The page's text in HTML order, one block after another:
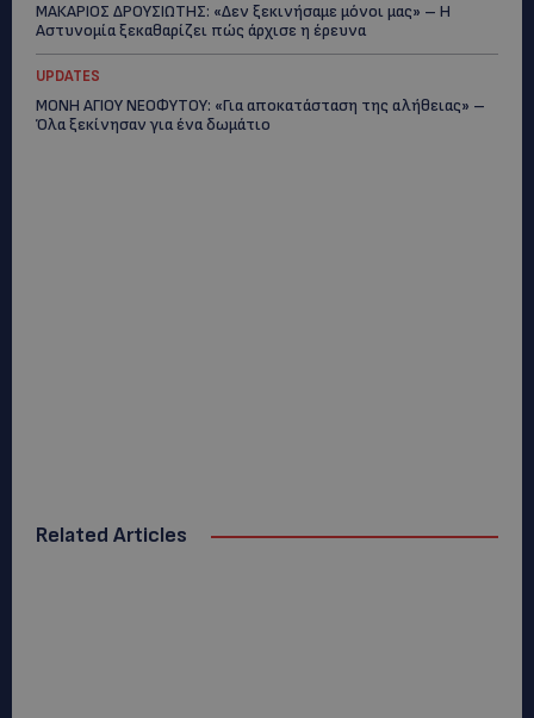
ΜΑΚΑΡΙΟΣ ΔΡΟΥΣΙΩΤΗΣ: «Δεν ξεκινήσαμε μόνοι μας» – Η
Αστυνομία ξεκαθαρίζει πώς άρχισε η έρευνα
UPDATES
ΜΟΝΗ ΑΓΙΟΥ ΝΕΟΦΥΤΟΥ: «Για αποκατάσταση της αλήθειας» –
Όλα ξεκίνησαν για ένα δωμάτιο
Related Articles